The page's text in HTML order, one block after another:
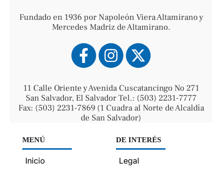
Fundado en 1936 por Napoleón Viera Altamirano y
Mercedes Madriz de Altamirano.
11 Calle Oriente y Avenida Cuscatancingo No 271
San Salvador, El Salvador Tel.: (503) 2231-7777
Fax: (503) 2231-7869 (1 Cuadra al Norte de Alcaldía
de San Salvador)
MENÚ
Inicio
DE INTERÉS
Legal